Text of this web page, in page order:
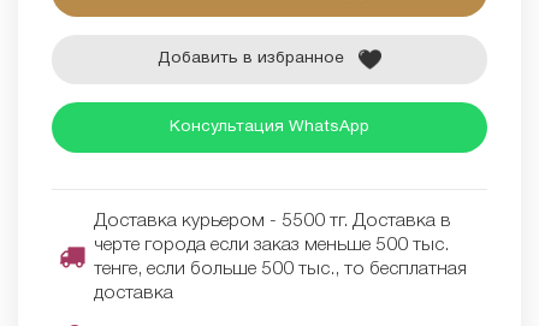
Добавить в избранное
Консультация WhatsApp
Доставка курьером - 5500 тг. Доставка в
черте города если заказ меньше 500 тыс.
тенге, если больше 500 тыс., то бесплатная
доставка